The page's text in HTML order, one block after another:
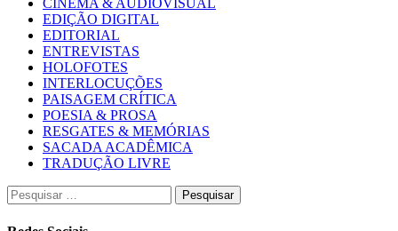
CINEMA & AUDIOVISUAL
EDIÇÃO DIGITAL
EDITORIAL
ENTREVISTAS
HOLOFOTES
INTERLOCUÇÕES
PAISAGEM CRÍTICA
POESIA & PROSA
RESGATES & MEMÓRIAS
SACADA ACADÊMICA
TRADUÇÃO LIVRE
Pesquisar
por: